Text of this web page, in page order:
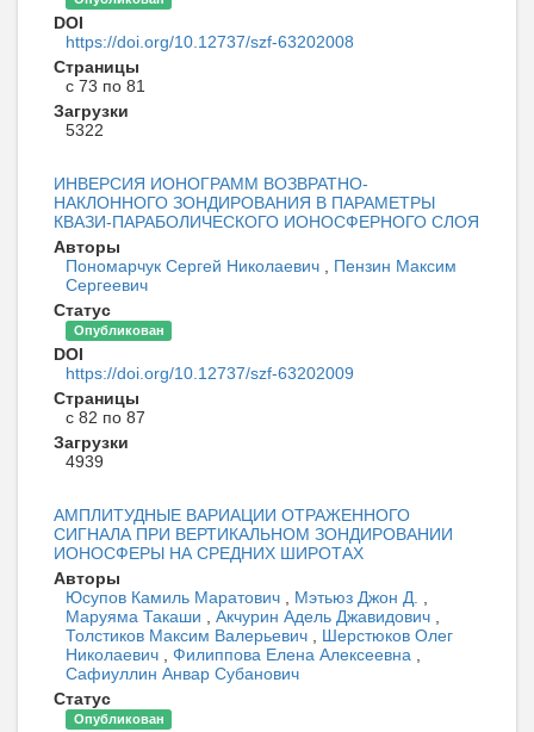
DOI
https://doi.org/10.12737/szf-63202008
Страницы
с 73 по 81
Загрузки
5322
ИНВЕРСИЯ ИОНОГРАММ ВОЗВРАТНО-
НАКЛОННОГО ЗОНДИРОВАНИЯ В ПАРАМЕТРЫ
КВАЗИ-ПАРАБОЛИЧЕСКОГО ИОНОСФЕРНОГО СЛОЯ
Авторы
Пономарчук Сергей Николаевич
Пензин Максим
Сергеевич
Статус
Опубликован
DOI
https://doi.org/10.12737/szf-63202009
Страницы
с 82 по 87
Загрузки
4939
АМПЛИТУДНЫЕ ВАРИАЦИИ ОТРАЖЕННОГО
СИГНАЛА ПРИ ВЕРТИКАЛЬНОМ ЗОНДИРОВАНИИ
ИОНОСФЕРЫ НА СРЕДНИХ ШИРОТАХ
Авторы
Юсупов Камиль Маратович
Мэтьюз Джон Д.
Маруяма Такаши
Акчурин Адель Джавидович
Толстиков Максим Валерьевич
Шерстюков Олег
Николаевич
Филиппова Елена Алексеевна
Сафиуллин Анвар Субанович
Статус
Опубликован